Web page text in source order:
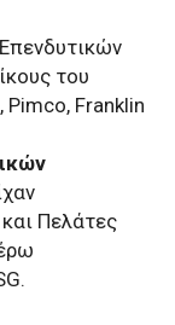
του
Pimco, Franklin
Πελάτες